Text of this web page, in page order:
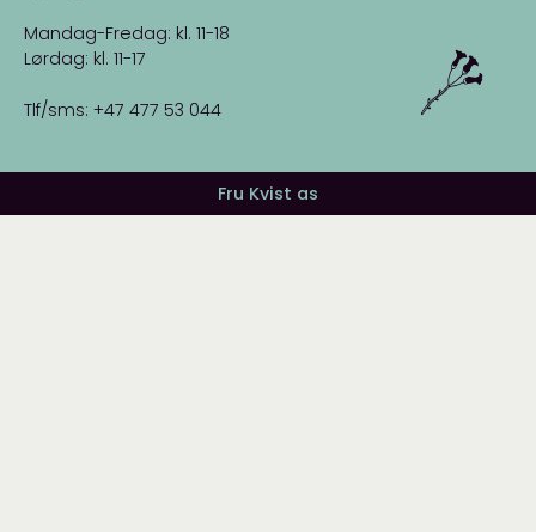
Mandag-Fredag: kl. 11-18
Lørdag: kl. 11-17
Tlf/sms: +47 477 53 044
Fru Kvist as